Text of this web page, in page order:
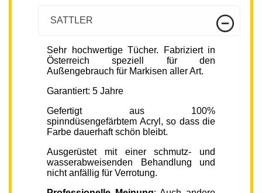
SATTLER
Sehr hochwertige Tücher. Fabriziert in
Österreich speziell für den
Außengebrauch für Markisen aller Art.
Garantiert: 5 Jahre
Gefertigt aus 100%
spinndüsengefärbtem Acryl, so dass die
Farbe dauerhaft schön bleibt.
Ausgerüstet mit einer schmutz- und
wasserabweisenden Behandlung und
nicht anfällig für Verrotung.